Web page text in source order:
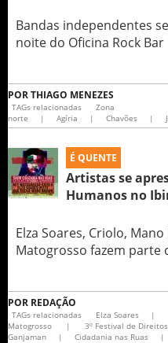
Bandas independentes
noite do Oficina Rock Bar
PORTHIAGO MENEZES
TAGs relacionadas
Zona
norte
| Agíria | Chavões |
É QUENTE
Artistas se
Humanos no
Elza Soares, Criolo,
Matogrosso fazem parte
POR REDAÇÃO
TAGs relacionadas Elza Soares |
Matogrosso
| 3º Festival de
Ganjaman
| Cidadania nas Ruas |